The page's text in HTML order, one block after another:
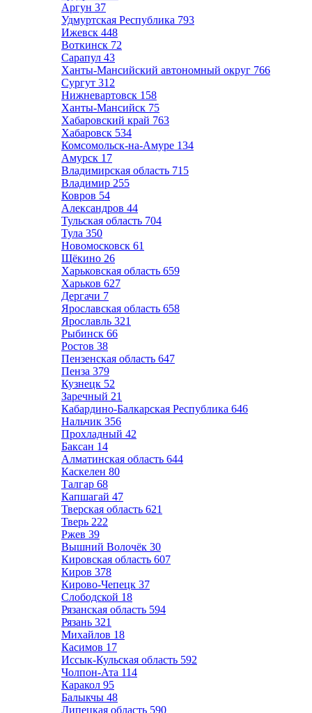
Аргун 37
Удмуртская Республика 793
Ижевск 448
Воткинск 72
Сарапул 43
Ханты-Мансийский автономный округ 766
Сургут 312
Нижневартовск 158
Ханты-Мансийск 75
Хабаровский край 763
Хабаровск 534
Комсомольск-на-Амуре 134
Амурск 17
Владимирская область 715
Владимир 255
Ковров 54
Александров 44
Тульская область 704
Тула 350
Новомосковск 61
Щёкино 26
Харьковская область 659
Харьков 627
Дергачи 7
Ярославская область 658
Ярославль 321
Рыбинск 66
Ростов 38
Пензенская область 647
Пенза 379
Кузнецк 52
Заречный 21
Кабардино-Балкарская Республика 646
Нальчик 356
Прохладный 42
Баксан 14
Алматинская область 644
Каскелен 80
Талгар 68
Капшагай 47
Тверская область 621
Тверь 222
Ржев 39
Вышний Волочёк 30
Кировская область 607
Киров 378
Кирово-Чепецк 37
Слободской 18
Рязанская область 594
Рязань 321
Михайлов 18
Касимов 17
Иссык-Кульская область 592
Чолпон-Ата 114
Каракол 95
Балыкчы 48
Липецкая область 590